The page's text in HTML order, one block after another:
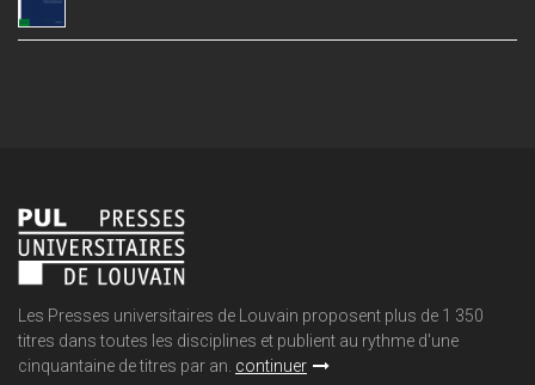
Les Presses universitaires de Louvain proposent plus de 1 350
titres dans toutes les disciplines et publient au rythme d'une
cinquantaine de titres par an. continuer